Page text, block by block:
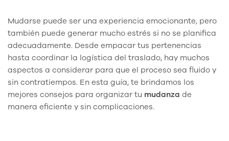
Mudarse puede ser una experiencia emocionante, pero
también puede generar mucho estrés si no se planifica
adecuadamente. Desde empacar tus pertenencias
hasta coordinar la logística del traslado, hay muchos
aspectos a considerar para que el proceso sea fluido y
sin contratiempos. En esta guía, te brindamos los
mejores consejos para organizar tu mudanza de
manera eficiente y sin complicaciones.